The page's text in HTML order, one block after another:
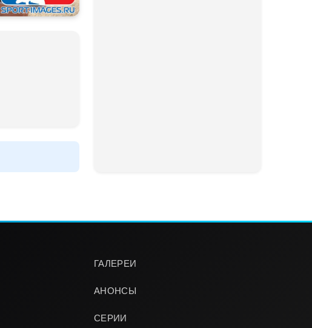
ГАЛЕРЕИ
АНОНСЫ
СЕРИИ